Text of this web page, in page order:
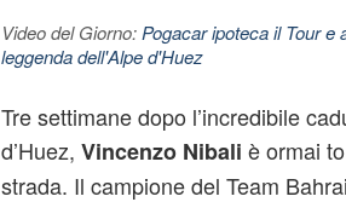
Video del Giorno: Pogacar ipoteca il Tour e
leggenda dell'Alpe d'Huez
Tre settimane dopo l’incredibile
d’Huez, Vincenzo Nibali è ormai
strada. Il campione del Team